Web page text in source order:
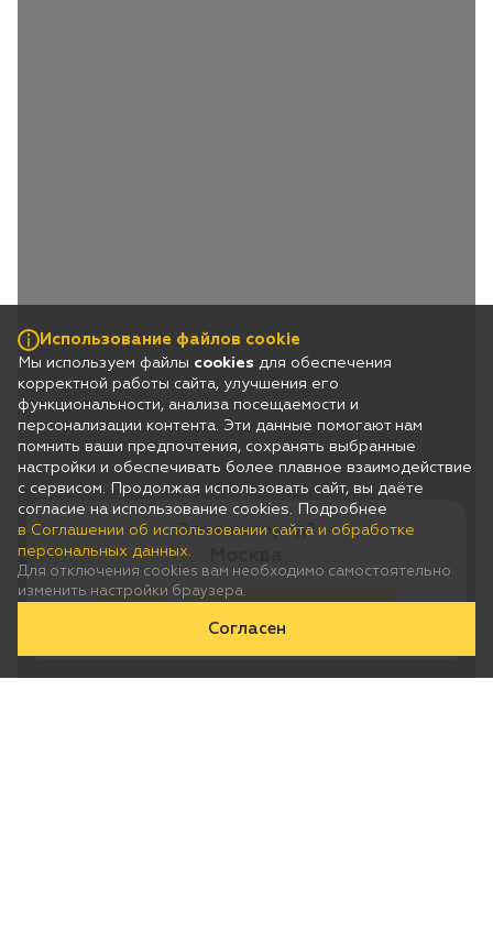
Это ваш город?
Использование файлов cookie
Мы используем файлы cookies для обеспечения
корректной работы сайта, улучшения его
функциональности, анализа посещаемости и
персонализации контента. Эти данные помогают нам
помнить ваши предпочтения, сохранять выбранные
настройки и обеспечивать более плавное взаимодействие
с сервисом. Продолжая использовать сайт, вы даёте
согласие на использование cookies. Подробнее
в Соглашении об использовании сайта и обработке
персональных данных.
Для отключения cookies вам необходимо самостоятельно
изменить настройки браузера.
Согласен